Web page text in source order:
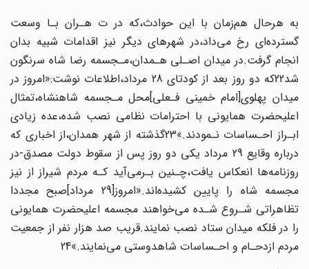
به‌ هرحال‌ هم‌زمان‌ با‌ این‌ حوادث،که در ت هـران بـا وسعت
گسترده‌ای رخ می‌داد،در شهرهای‌ دیگر نیز اقدامات شبیه بدان
انجام گرفت.در میدان اصـلی هـمدان،مـجسمه رضا شاه سرنگون‌
شد‌22که دو روز بعد از کودتای 28 مرداد،اطلاعات نوشت:«امروز در
میدان پهلوی‌[امام‌ خمینی فـعلی‌]محل مـجسمه شاهنشاه،تمثال
اعلیحضرت همایونی با احترامات نظامی نصب‌ شده،عده زیادی
ابـراز‌ احـساسات‌ نـمودند.»23گذشته از شهر همدان،از اخباری که
درباره‌ وقایع 29 مرداد یکی دو روز پس از سقوط دولت مصدق-در
روزنامه‌ها انعکاس یافت،چـنین‌ بـرمی‌آید کـه مردم‌ شیراز‌ از نیز
مجسمه شاه را پایین کشیده‌اند.«امروز[29 مرداد]صبح مجددا
تظاهراتی شـروع شـده می‌خواهند مجسمه اعلیحضرت همایونی
را در فلکه میدان ستاد‌ نصب‌ نمایند.قریب صد هزار نفر‌ از‌ جمعیت
مردم ازدحـام و احـساسات شاهدوستی می‌نمایند.»24